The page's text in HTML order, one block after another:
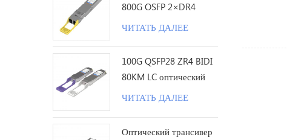
800G OSFP 2×DR4
1310nm 500M MPO12 с
ЧИТАТЬ ДАЛЕЕ
100G QSFP28 ZR4 BIDI
80KM LC оптический
трансивер
ЧИТАТЬ ДАЛЕЕ
Оптический трансивер